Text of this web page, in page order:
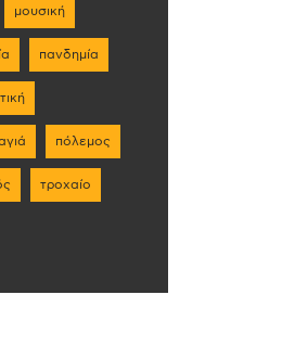
μουσική
πανδημία
πόλεμος
τροχαίο